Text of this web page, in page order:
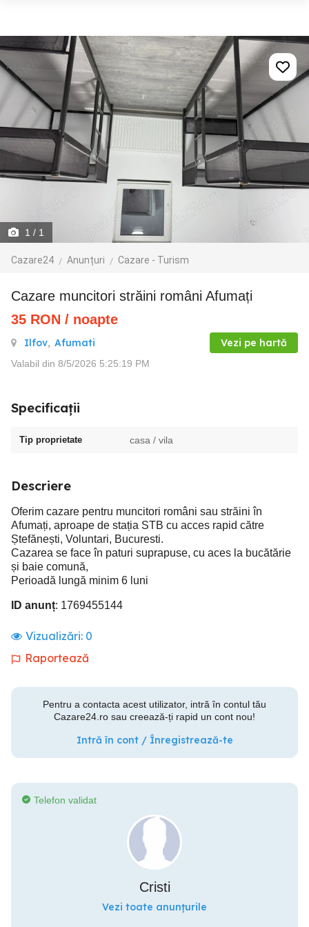
1 / 1
Cazare24 Anunțuri Cazare - Turism
Cazare muncitori străini români Afumați
35 RON / noapte
Ilfov, Afumati Vezi pe hartă
Valabil din 8/5/2026 5:25:19 PM
Specificații
Tip proprietate casa / vila
Descriere
Oferim cazare pentru muncitori români sau străini în
Afumați, aproape de stația STB cu acces rapid către
Ștefănești, Voluntari, Bucuresti.
Cazarea se face în paturi suprapuse, cu aces la bucătărie
și baie comună,
Perioadă lungă minim 6 luni
ID anunț: 1769455144
Vizualizări: 0
Raportează
Pentru a contacta acest utilizator, intră în contul tău
Cazare24.ro sau creează-ți rapid un cont nou!
Intră în cont / Înregistrează-te
Telefon validat
Cristi
Vezi toate anunțurile